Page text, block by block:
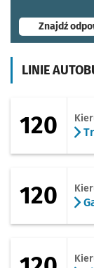
Znajdź
LINIE
120 -
120
120 -
120